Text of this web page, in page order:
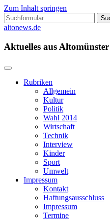
Zum Inhalt springen
Suchen
nach:
altonews.de
Aktuelles aus Altomünster
Rubriken
Allgemein
Kultur
Politik
Wahl 2014
Wirtschaft
Technik
Interview
Kinder
Sport
Umwelt
Impressum
Kontakt
Haftungsausschluss
Impressum
Termine